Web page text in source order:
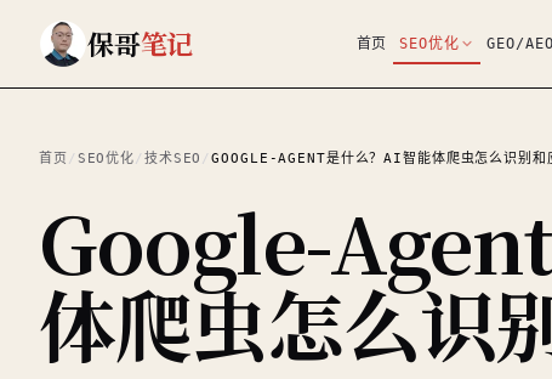
保哥笔记 首页 SEO优化 GEO/AEO
首页/ SEO优化/ 技术SEO /GOOGLE-AGENT是什么？AI智能体爬虫怎么识别和
Google-
体爬虫怎么识